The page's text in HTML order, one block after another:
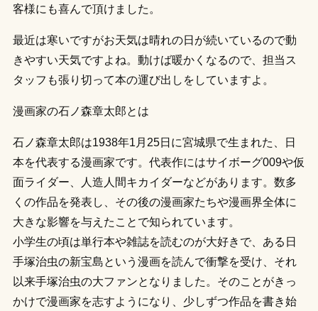
客様にも喜んで頂けました。
最近は寒いですがお天気は晴れの日が続いているので動
きやすい天気ですよね。動けば暖かくなるので、担当ス
タッフも張り切って本の運び出しをしていますよ。
漫画家の石ノ森章太郎とは
石ノ森章太郎は1938年1月25日に宮城県で生まれた、日
本を代表する漫画家です。代表作にはサイボーグ009や仮
面ライダー、人造人間キカイダーなどがあります。数多
くの作品を発表し、その後の漫画家たちや漫画界全体に
大きな影響を与えたことで知られています。
小学生の頃は単行本や雑誌を読むのが大好きで、ある日
手塚治虫の新宝島という漫画を読んで衝撃を受け、それ
以来手塚治虫の大ファンとなりました。そのことがきっ
かけで漫画家を志すようになり、少しずつ作品を書き始